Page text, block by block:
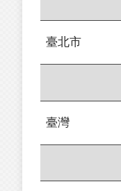
臺北市
臺灣